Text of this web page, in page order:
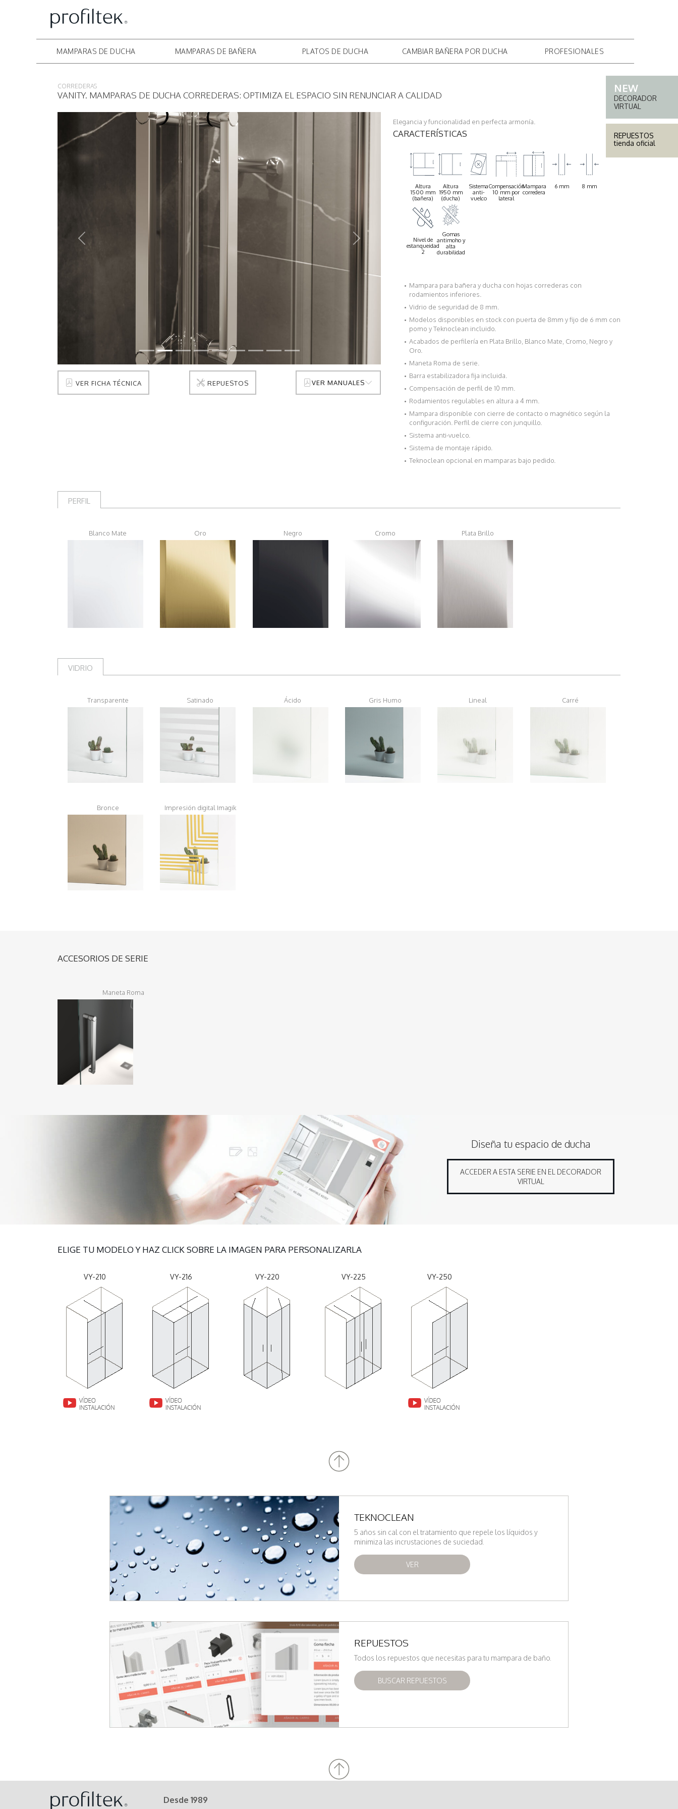
MAMPARAS DE DUCHA MAMPARAS DE BAÑERA PLATOS DE DUCHA CAMBIAR BAÑERA POR DUCHA PROFESIONALES
DECORADOR
VIRTUAL
REPUESTOS
tienda oficial
CORREDERAS
VANITY. MAMPARAS DE DUCHA CORREDERAS: OPTIMIZA EL ESPACIO SIN RENUNCIAR A CALIDAD
Anterior Siguiente
VER FICHA TÉCNICA REPUESTOS VER MANUALES
Elegancia y funcionalidad en perfecta armonía.
CARACTERÍSTICAS
Altura
1500 mm
(bañera)
Altura
1950 mm
(ducha)
Sistema
anti-
vuelco
Compensación
10 mm por
lateral
Mampara
corredera
6 mm 8 mm
Nivel de
estanqueidad
2
Gomas
antimoho y
alta
durabilidad
Mampara para bañera y ducha con hojas correderas con
rodamientos inferiores.
Vidrio de seguridad de 8 mm.
Modelos disponibles en stock con puerta de 8mm y fijo de 6 mm con
pomo y Teknoclean incluido.
Acabados de perfilería en Plata Brillo, Blanco Mate, Cromo, Negro y
Oro.
Maneta Roma de serie.
Barra estabilizadora fija incluida.
Compensación de perfil de 10 mm.
Rodamientos regulables en altura a 4 mm.
Mampara disponible con cierre de contacto o magnético según la
configuración. Perfil de cierre con junquillo.
Sistema anti-vuelco.
Sistema de montaje rápido.
Teknoclean opcional en mamparas bajo pedido.
PERFIL
Blanco Mate Oro Negro Cromo Plata Brillo
VIDRIO
Transparente Satinado Ácido Gris Humo Lineal Carré
Bronce Impresión digital Imagik
ACCESORIOS DE SERIE
Maneta Roma
Diseña tu espacio de ducha
ACCEDER A ESTA SERIE EN EL DECORADOR
VIRTUAL
ELIGE TU MODELO Y HAZ CLICK SOBRE LA IMAGEN PARA PERSONALIZARLA
VY-210 VY-216 VY-220 VY-225 VY-250
TEKNOCLEAN
5 años sin cal con el tratamiento que repele los líquidos y
minimiza las incrustaciones de suciedad.
VER
REPUESTOS
Todos los repuestos que necesitas para tu mampara de baño.
BUSCAR REPUESTOS
Desde 1989